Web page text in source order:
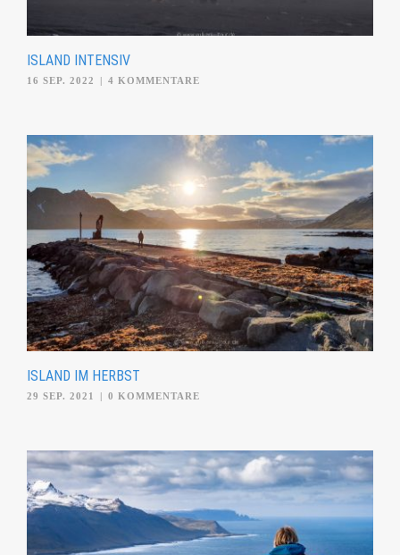
ISLAND INTENSIV
16 SEP. 2022 | 4 KOMMENTARE
ISLAND IM HERBST
29 SEP. 2021 0 KOMMENTARE